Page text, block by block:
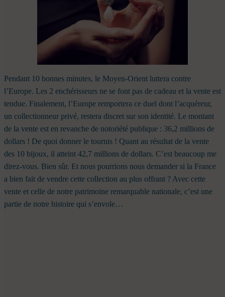
Pendant 10 bonnes minutes, le Moyen-Orient luttera contre
l’Europe. Les 2 enchérisseurs ne se font pas de cadeau et la vente est
tendue. Finalement, l’Europe remportera ce duel dont l’acquéreur,
un collectionneur privé, restera discret sur son identité. Le montant
de la vente est en revanche de notoriété publique : 36,2 millions de
dollars ! De quoi donner le tournis ! Quant au résultat de la vente
des 10 bijoux, il atteint 42,7 millions de dollars. C’est beaucoup me
direz-vous. Bien sûr. Et nous pourrions nous demander si la France
a bien fait de vendre cette collection au plus offrant ? Avec cette
vente et celle de notre patrimoine remarquable nationale, c’est une
partie de notre histoire qui s’envole…